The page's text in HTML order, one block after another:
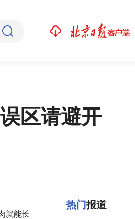
区请避开
就能长
热门报道